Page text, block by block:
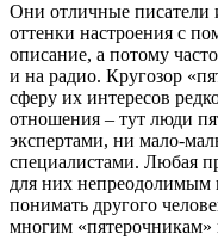
Они отличные писатели
оттенки настроения с
описание, а потому
и на радио. Кругозор
сферу их интересов
отношения – тут люди
экспертами, ни мало-
специалистами. Любая
для них непреодолимым
понимать другого
многим «пятерочникам»